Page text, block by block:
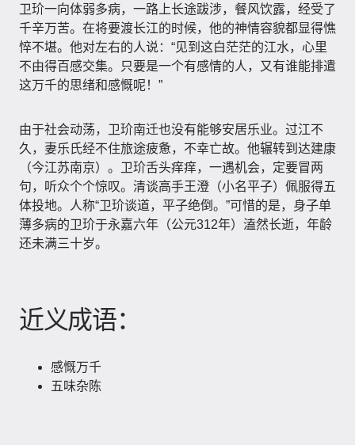
卫玠一向体弱多病，一路上长途跋涉，餐风饮露，经受了
千辛万苦。在将要渡长江的时候，他的神情容貌都显得憔
悴不堪。他对左右的人说：“见到这白茫茫的江水，心里
不由得百感交集。只要是一个有感情的人，又有谁能排遣
这万千的思绪和感慨呢！”
由于社会动荡，卫玠南迁也没有能够安居乐业。过江不
久，妻乐氏经不住旅途疲惫，不幸亡故。他辗转到达建康
（今江苏南京）。卫玠舌头痒痒，一遇机会，定要冒两
句，听众个个惊叹。清谈高手王澄（小名平子）佩服得五
体投地。人称“卫玠谈道，平子绝倒。”可惜的是，身子单
薄多病的卫玠于永嘉六年（公元312年）溘然长逝，年龄
还未满三十岁。
近义成语：
感慨万千
五味杂陈